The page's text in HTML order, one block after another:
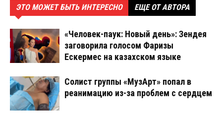
ЭТО МОЖЕТ БЫТЬ ИНТЕРЕСНО ЕЩЕ ОТ АВТОРА
«Человек-паук: Новый день»: Зендея
заговорила голосом Фаризы
Ескермес на казахском языке
Солист группы «МузАрт» попал в
реанимацию из-за проблем с сердцем